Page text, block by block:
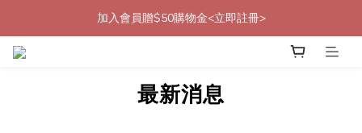
加入會員贈$50購物金<立即註冊>
加入會員贈$50購物金<立即註冊>
加入會員贈$50購物金<立即註冊>
最新消息